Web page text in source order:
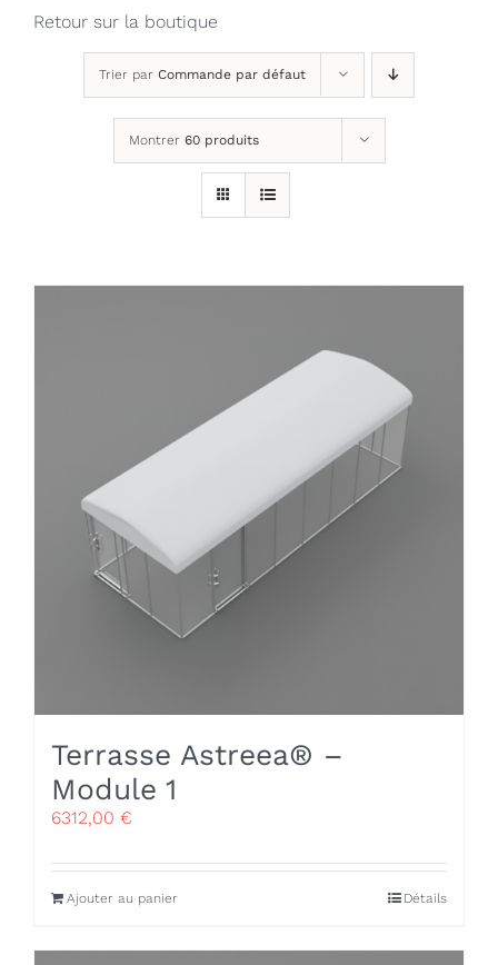
Retour sur la boutique
Trier par Commande par défaut
Montrer 60 produits
Terrasse Astreea® –
Module 1
6312,00 €
Ajouter au panier Détails